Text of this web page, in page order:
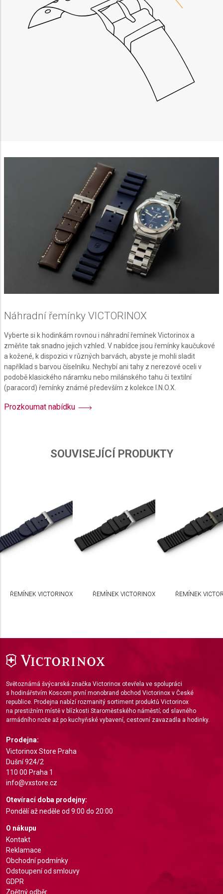
Náhradní řemínky VICTORINOX
Vyberte si k hodinkám rovnou i náhradní řemínek Victorinox a
změňte tak snadno jejich vzhled. V nabídce jsou řemínky kaučukové
a kožené, k dispozici v různých barvách, abyste je mohli sladit
například s barvou číselníku. Nechybí ani tahy z nerezové oceli v
podobě klasického náramku nebo milánského tahu či textilní
(paracord) řemínky známé především z kolekce I.N.O.X.
Prozkoumat nabídku
SOUVISEJÍCÍ PRODUKTY
ŘEMÍNEK VICTORINOX ŘEMÍNEK VICTORINOX ŘEMÍNEK
Světoznámá švýcarská značka Victorinox otevřela ve spolupráci
s hodinářstvím Koscom první monobrand obchod Victorinox v České
republice. Prodejna nabízí rozmanitý sortiment produktů Victorinox
na prestižním místě v blízkosti Staroměstského náměstí; od slavného
armádního nože až po kuchyňské vybavení, cestovní zavazadla a hodinky.
Prodejna:
Victorinox Store Praha
Dušní 924/2
110 00 Praha 1
info@vxstore.cz
Otevírací doba prodejny:
Pondělí až neděle od 9:00 do 20:00
O nákupu
Kontakt
Reklamace
Obchodní podmínky
Odstoupení od smlouvy
GDPR
Zpětný odběr
Measure content performance
Understand audiences through statistics or
combinations of data from different sources
Non-IAB processing purposes:
Advertising